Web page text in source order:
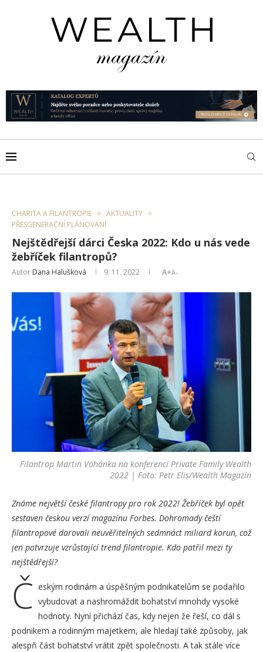
CHARITA A FILANTROPIE
AKTUALITY
PŘESGENERAČNÍ PLÁNOVÁNÍ
Nejštědřejší dárci Česka 2022: Kdo u nás vede
žebříček filantropů?
Autor Dana Halušková 9. 11. 2022 A+A-
Filantrop Martin Vohánka na konferenci Private Family Wealth
2022 | Foto: Petr Elis/Wealth Magazín
Známe největší české filantropy pro rok 2022! Žebříček byl opět
sestaven českou verzí magazínu Forbes. Dohromady čeští
filantropové darovali neuvěřitelných sedmnáct miliard korun, což
jen potvrzuje vzrůstající trend filantropie. Kdo patřil mezi ty
nejštědřejší?
Č eským rodinám a úspěšným podnikatelům se podařilo
vybudovat a nashromáždit bohatství mnohdy vysoké
hodnoty. Nyní přichází čas, kdy nejen že řeší, co dál s
podnikem a rodinným majetkem, ale hledají také způsoby, jak
alespň část bohatství vrátit zpět společnosti. A tak stále více